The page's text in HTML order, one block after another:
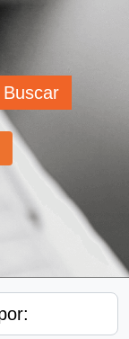
Buscar